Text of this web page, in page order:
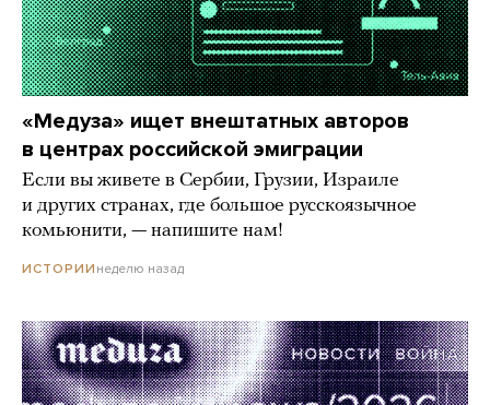
«Медуза» ищет внештатных авторов
в центрах российской эмиграции
Если вы живете в Сербии, Грузии, Израиле
и других странах, где большое русскоязычное
комьюнити, — напишите нам!
ИСТОРИИ неделю назад